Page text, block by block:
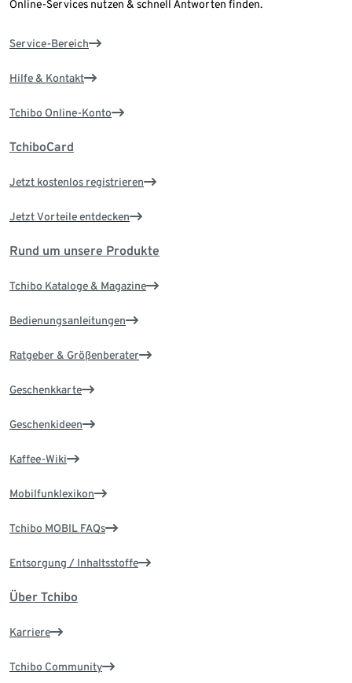
Online-Services nutzen & schnell Antworten finden.
Service-Bereich
Hilfe & Kontakt
Tchibo Online-Konto
TchiboCard
Jetzt kostenlos registrieren
Jetzt Vorteile entdecken
Rund um unsere Produkte
Tchibo Kataloge & Magazine
Bedienungsanleitungen
Ratgeber & Größenberater
Geschenkkarte
Geschenkideen
Kaffee-Wiki
Mobilfunklexikon
Tchibo MOBIL FAQs
Entsorgung / Inhaltsstoffe
Über Tchibo
Karriere
Tchibo Community